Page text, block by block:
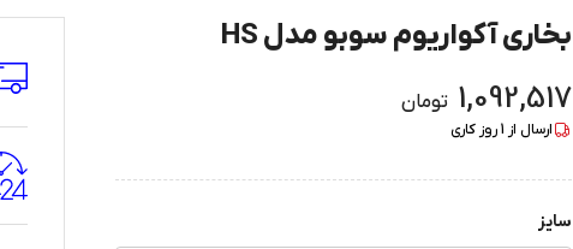
بخاری آکواریوم سوبو مدل HS
1,092,517 تومان
ارسال از 1روز کاری
سایز